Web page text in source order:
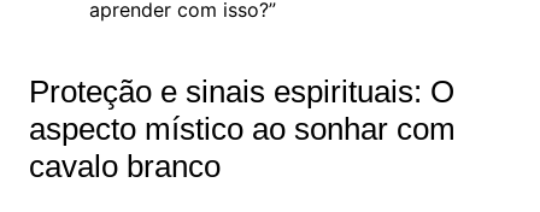
aprender com isso?”
Proteção e sinais espirituais: O
aspecto místico ao sonhar com
cavalo branco